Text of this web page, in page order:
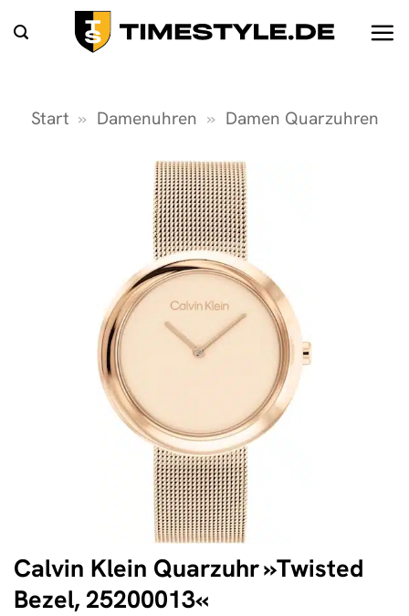
Inhalt
Start » Damenuhren » Damen Quarzuhren
Calvin Klein Quarzuhr »Twisted
Bezel, 25200013«